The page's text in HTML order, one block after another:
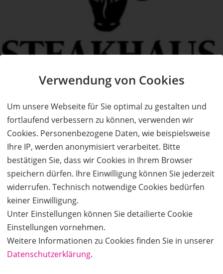
Verwendung von Cookies
Um unsere Webseite für Sie optimal zu gestalten und
fortlaufend verbessern zu können, verwenden wir
Cookies. Personenbezogene Daten, wie beispielsweise
Ihre IP, werden anonymisiert verarbeitet. Bitte
bestätigen Sie, dass wir Cookies in Ihrem Browser
speichern dürfen. Ihre Einwilligung können Sie jederzeit
widerrufen. Technisch notwendige Cookies bedürfen
keiner Einwilligung.
Unter Einstellungen können Sie detailierte Cookie
Einstellungen vornehmen.
Weitere Informationen zu Cookies finden Sie in unserer
Datenschutzerklärung.